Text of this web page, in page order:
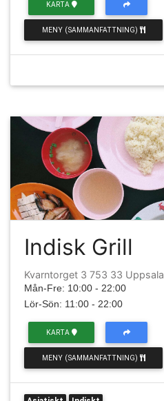
KARTA
MENY (SAMMANFATTNING)
Indisk Grill
Kvarntorget 3 753 33 Uppsala
Mån-Fre: 10:00 - 22:00
Lör-Sön: 11:00 - 22:00
KARTA
MENY (SAMMANFATTNING)